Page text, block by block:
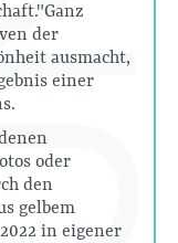
Ganz
der
ausmacht,
einer
oder
den
gelbem
in eigener